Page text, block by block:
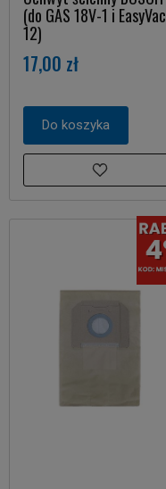
(do GAS 18V-1 i EasyVac
12)
17,00 zł
Do koszyka